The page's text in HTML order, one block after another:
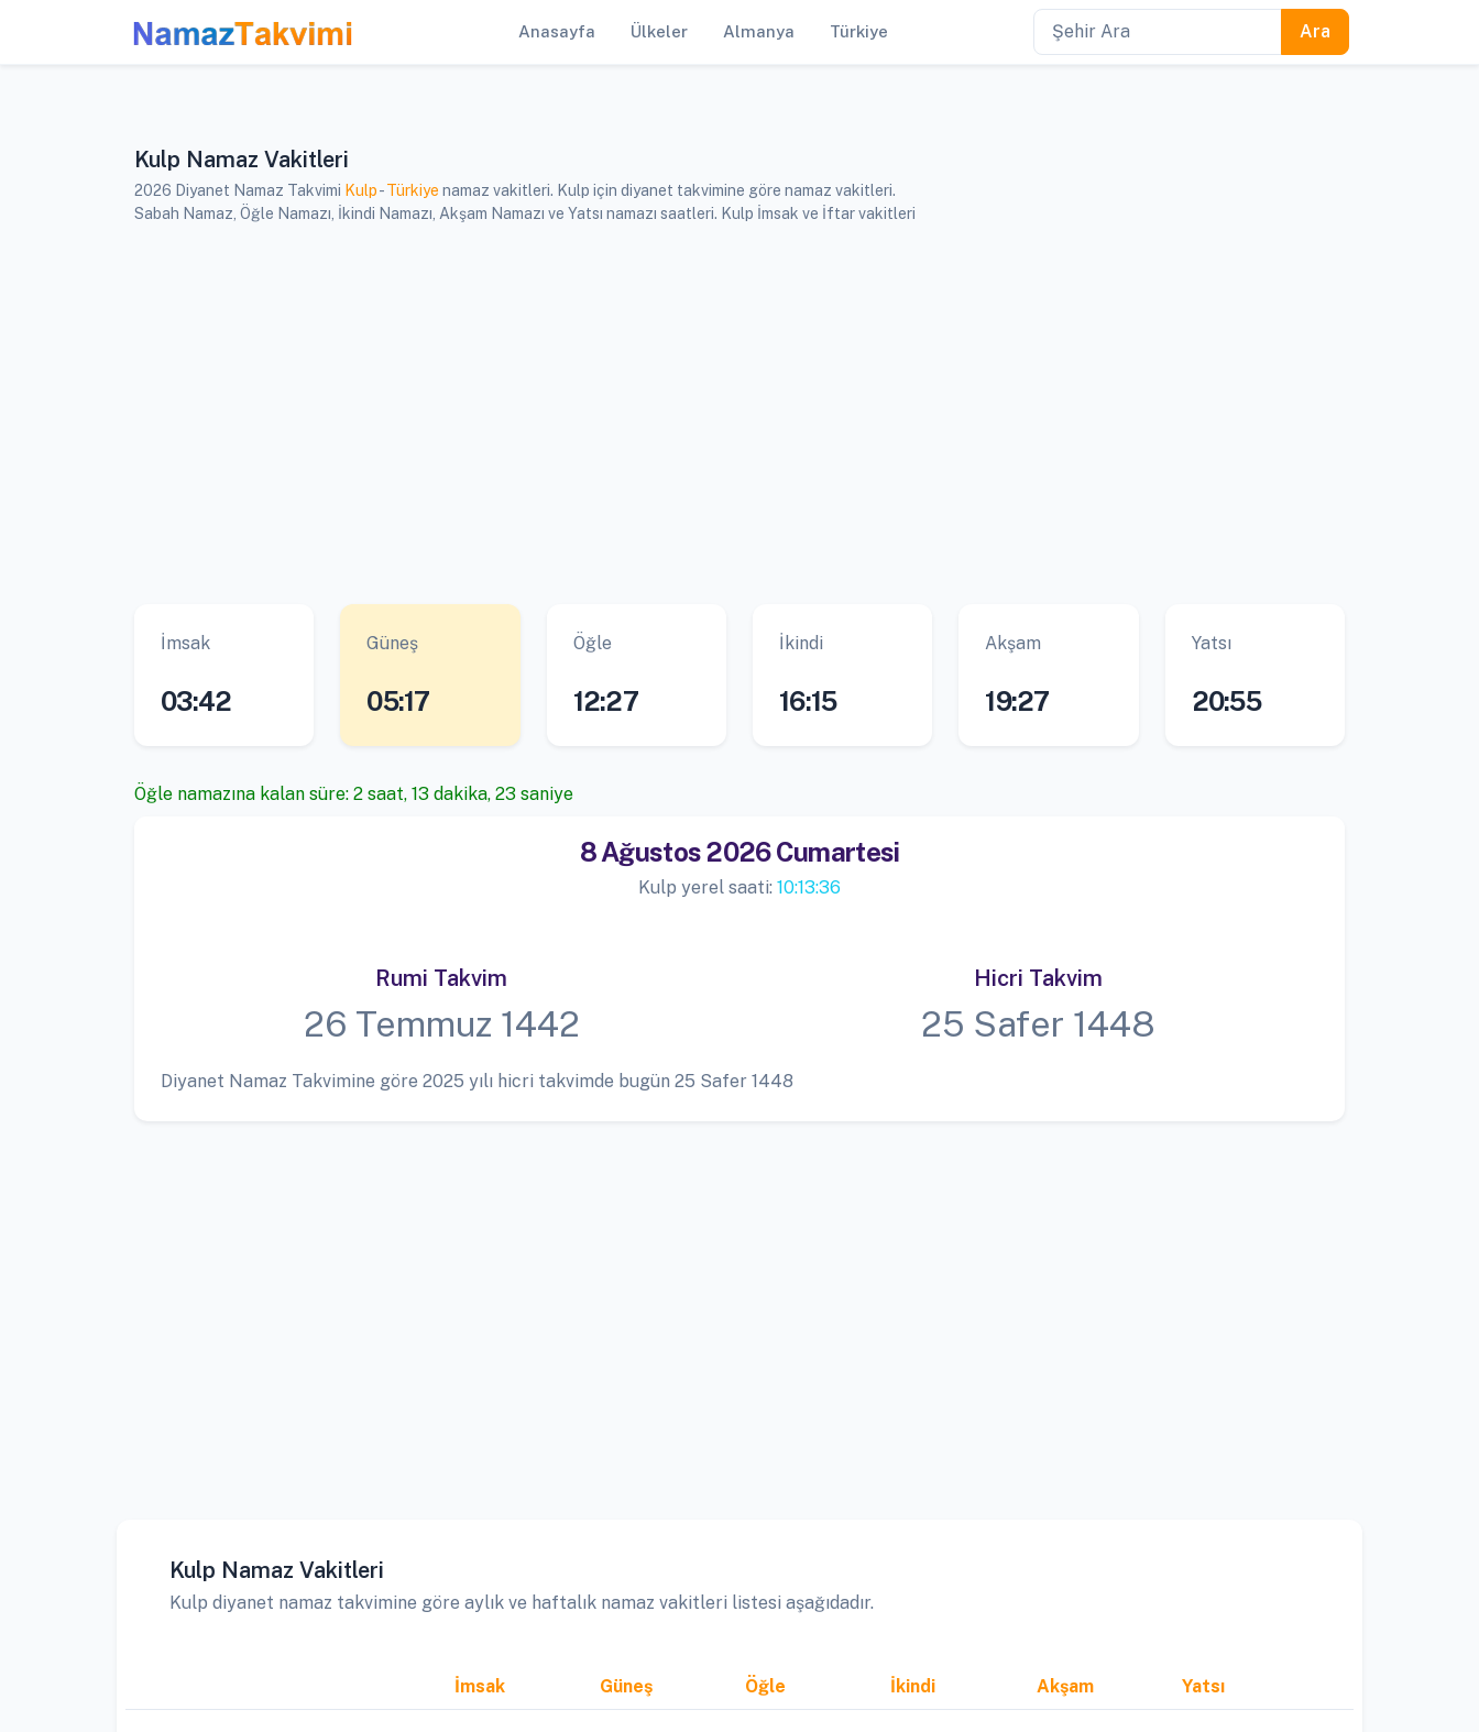
Anasayfa Ülkeler Almanya Türkiye
Kulp Namaz Vakitleri
2026 Diyanet Namaz Takvimi Kulp-Türkiye namaz vakitleri. Kulp için diyanet takvimine göre namaz vakitleri.
Sabah Namaz, Öğle Namazı, İkindi Namazı, Akşam Namazı ve Yatsı namazı saatleri. Kulp İmsak ve İftar vakitleri
İmsak
03:42
Güneş
05:17
Öğle
12:27
İkindi
16:15
Akşam
19:27
Yatsı
20:55
Öğle namazına kalan süre: 2 saat, 13 dakika, 23 saniye
8 Ağustos 2026 Cumartesi
Kulp yerel saati: 10:13:36
Rumi Takvim
26 Temmuz 1442
Hicri Takvim
25 Safer 1448
Diyanet Namaz Takvimine göre 2025 yılı hicri takvimde bugün 25 Safer 1448
Kulp Namaz Vakitleri
Kulp diyanet namaz takvimine göre aylık ve haftalık namaz vakitleri listesi aşağıdadır.
İmsak Güneş Öğle İkindi Akşam Yatsı